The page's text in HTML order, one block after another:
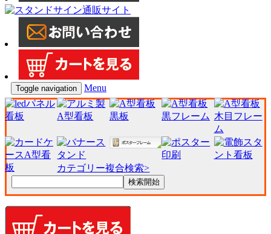
Toggle navigation Menu
カテゴリー複合検索>